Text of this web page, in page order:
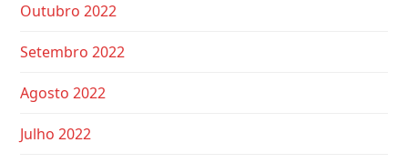
Outubro 2022
Setembro 2022
Agosto 2022
Julho 2022